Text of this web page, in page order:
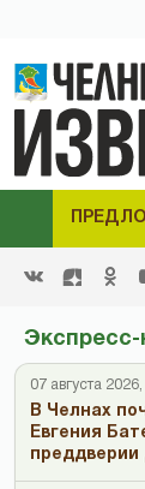
Экспресс-
07 августа 2026,
В Челнах
Евгения
преддверии